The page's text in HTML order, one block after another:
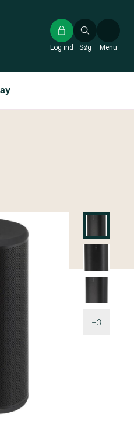
Søg
Log ind Menu
+3